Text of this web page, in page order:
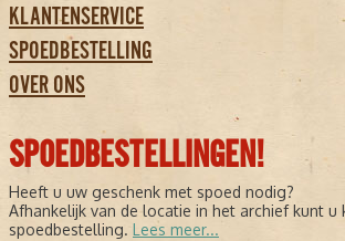
KLANTENSERVICE
SPOEDBESTELLING
OVER ONS
SPOEDBESTELLINGEN!
Heeft u uw geschenk met spoed nodig?
Afhankelijk van de locatie in het archief kunt u
spoedbestelling. Lees meer...